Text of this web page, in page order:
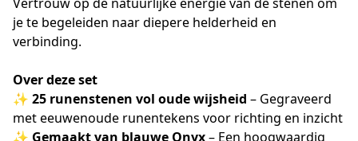
je te begeleiden naar diepere helderheid en
verbinding.
Over deze set
✨ 25 runenstenen vol oude wijsheid – Gegraveerd
met eeuwenoude runentekens voor richting en inzicht
✨ Gemaakt van blauwe Onyx– Een hoogwaardig